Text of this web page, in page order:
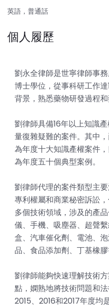
英語，普通話
個人履歷
劉永全律師是世寧律師事
博士學位，從事科研工作
背景，熟悉藥物研發過程和
劉律師具備16年以上知識
量復雜疑難的案件。其中
為年度十大知識產權案件
為年度五十個典型案例。
劉律師代理的案件類型主
專利權屬和商業秘密訴訟
多個技術領域，涉及的產
儀、手機、吸塵器、超聲
盒、汽車催化劑、電池、
品、食品添加劑、丁基橡膠
劉律師能夠快速理解技術
點，嫻熟地將技術問題和
2015、2016和2017年度均